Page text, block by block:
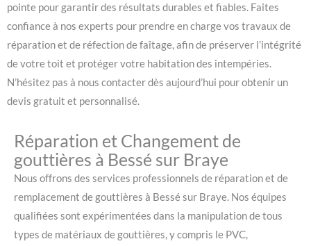
pointe pour garantir des résultats durables et fiables. Faites
confiance à nos experts pour prendre en charge vos travaux de
réparation et de réfection de faîtage, afin de préserver l’intégrité
de votre toit et protéger votre habitation des intempéries.
N’hésitez pas à nous contacter dès aujourd’hui pour obtenir un
devis gratuit et personnalisé.
Réparation et Changement de
gouttières à Bessé sur Braye
Nous offrons des services professionnels de réparation et de
remplacement de gouttières à Bessé sur Braye. Nos équipes
qualifiées sont expérimentées dans la manipulation de tous
types de matériaux de gouttières, y compris le PVC,